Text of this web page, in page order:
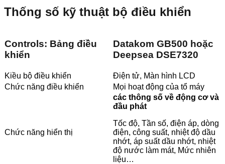
Thống số kỹ thuật bộ điều khiển
Controls: Bảng điều
khiển
Datakom GB500 hoặc
Deepsea DSE7320
Kiều bộ điều khiển
Điện tử, Màn hình LCD
Chức năng điều khiển
Mọi hoạt động của tổ máy
Chức năng hiển thị
các thông số về động cơ và
đầu phát
Tốc độ, Tần số, điện áp, dòng
điện, công suất, nhiệt độ dầu
nhớt, áp suất dầu nhớt, nhiệt
độ nước làm mát, Mức nhiên
liệu…